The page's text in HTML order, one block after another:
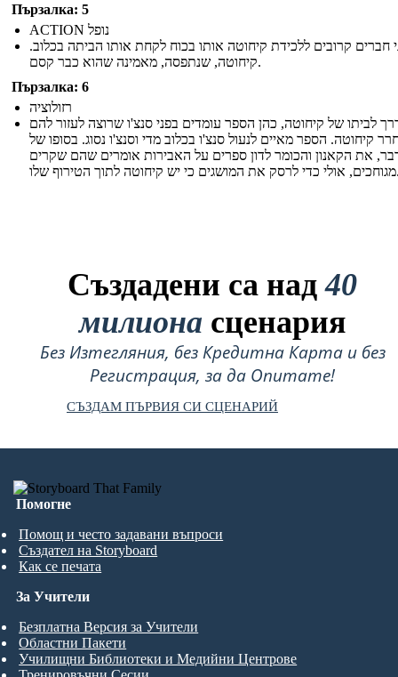
Пързалка: 5
ACTION נופל
חברים קרובים ללכידת קיחוטה אותו בכוח לקחת אותו הביתה בכלוב.
קיחוטה, שנתפסה, מאמינה שהוא כבר קסם.
Пързалка: 6
רזולוציה
לביתו של קיחוטה, כהן הספר עומדים בפני סנצ'ו שרוצה לעזור להם
קיחוטה. הספר מאיים לנעול סנצ'ו בכלוב מדי וסנצ'ו נסוג. בסופו של
את הקאנון והכומר לדון ספרים על האבירות אומרים שהם שקרים
לתוך הטירוף שלו.
Създадени са над40
милиона сценария
Без Изтегляния, без Кредитна Карта и без
Регистрация, за да Опитате!
СЪЗДАМ ПЪРВИЯ СИ СЦЕНАРИЙ
Помогне
Помощ и често задавани въпроси
Създател на Storyboard
Как се печата
За Учители
Безплатна Версия за Учители
Областни Пакети
Училищни Библиотеки и Медийни Центрове